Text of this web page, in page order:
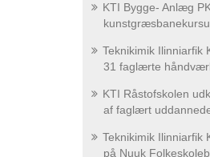
KTI Bygge- Anlæg
Teknikimik Ilinniarfik
31 faglærte
KTI Råstofskolen
af faglært
Teknikimik Ilinniarfik
på Nuuk